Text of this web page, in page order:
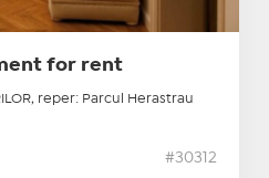
for rent
reper: Parcul Herastrau
#30312